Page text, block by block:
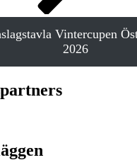
Vintercupen
2026